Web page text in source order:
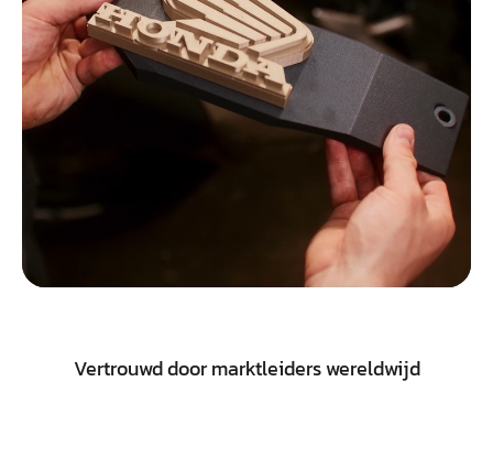
Vertrouwd door marktleiders wereldwijd